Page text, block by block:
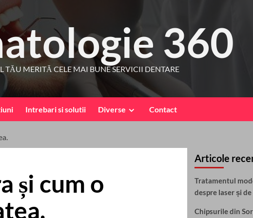
360
TĂU MERITĂ CELE MAI BUNE SERVICII DENTARE
Intrebari si solutii Diverse Contact
și cum o
Articole
Tratamentul
despre laser și
Chipsurile din